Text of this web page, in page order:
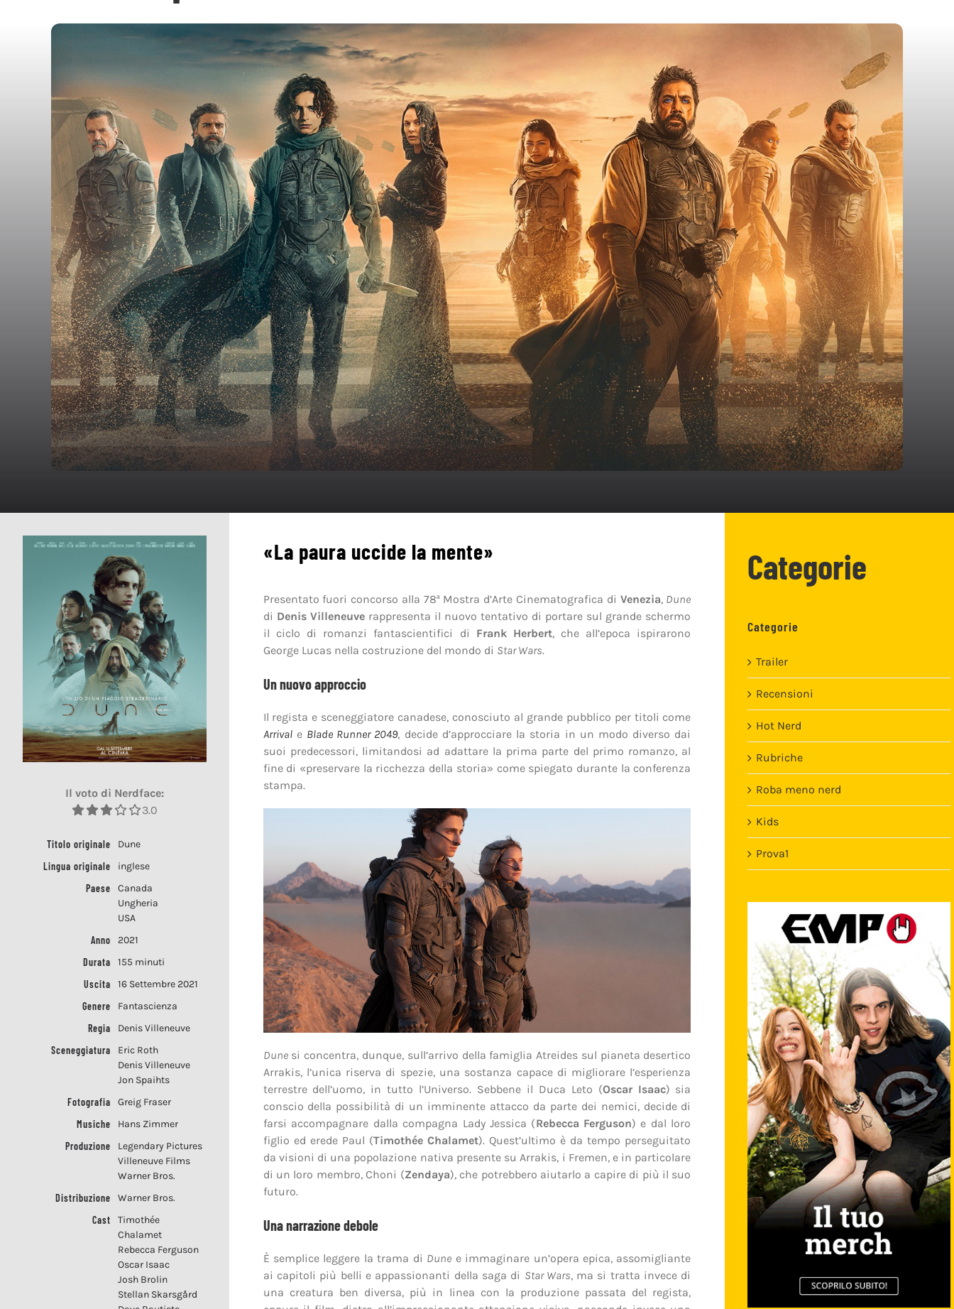
Il voto di Nerdface:
3.0
Titolo originale
Dune
Lingua originale
inglese
Paese
Canada
Ungheria
USA
Anno
2021
Durata
155 minuti
Uscita
16 Settembre 2021
Genere
Fantascienza
Regia
Denis Villeneuve
Sceneggiatura
Eric Roth
Denis Villeneuve
Jon Spaihts
Fotografia
Greig Fraser
Musiche
Hans Zimmer
Produzione
Legendary Pictures
Villeneuve Films
Warner Bros.
Distribuzione
Warner Bros.
Cast
Timothée
Chalamet
Rebecca Ferguson
Oscar Isaac
Josh Brolin
Stellan Skarsgård
«La paura uccide la mente»
Presentato fuori concorso alla 78ª Mostra d’Arte Cinematografica di Venezia, Dune
di Denis Villeneuverappresenta il nuovo tentativo di portare sul grande schermo
il ciclo di romanzi fantascientifici di Frank Herbert, che all’epoca ispirarono
George Lucas nella costruzione del mondo di Star Wars.
Un nuovo approccio
Il regista e sceneggiatore canadese, conosciuto al grande pubblico per titoli come
Arrivale Blade Runner 2049, decide d’approcciare la storia in un modo diverso dai
suoi predecessori, limitandosi ad adattare la prima parte del primo romanzo, al
fine di «preservare la ricchezza della storia» come spiegato durante la conferenza
stampa.
Dunesi concentra, dunque, sull’arrivo della famiglia Atreides sul pianeta desertico
Arrakis, l’unica riserva di spezie, una sostanza capace di migliorare l’esperienza
terrestre dell’uomo, in tutto l’Universo. Sebbene il Duca Leto (Oscar Isaac) sia
conscio della possibilità di un imminente attacco da parte dei nemici, decide di
farsi accompagnare dalla compagna Lady Jessica (Rebecca Ferguson) e dal loro
figlio ed erede Paul (Timothée Chalamet). Quest’ultimo è da tempo perseguitato
da visioni di una popolazione nativa presente su Arrakis, i Fremen, e in particolare
di un loro membro, Choni (Zendaya), che potrebbero aiutarlo a capire di più il suo
futuro.
Una narrazione debole
È semplice leggere la trama di Dune e immaginare un’opera epica, assomigliante
ai capitoli più belli e appassionanti della saga di Star Wars, ma si tratta invece di
una creatura ben diversa, più in linea con la produzione passata del regista,
Categorie
Categorie
Trailer
Recensioni
Hot Nerd
Rubriche
Roba meno nerd
Kids
Prova1